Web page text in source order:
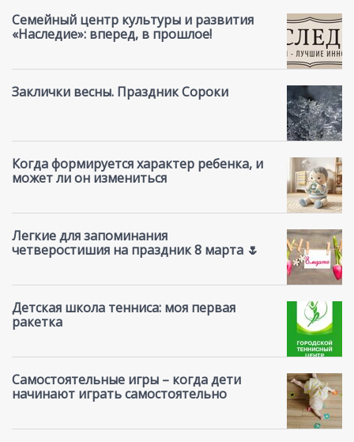
Семейный центр культуры и развития
«Наследие»: вперед, в прошлое!
Заклички весны. Праздник Сороки
Когда формируется характер ребенка, и
может ли он измениться
Легкие для запоминания
четверостишия на праздник 8 марта 🌷
Детская школа тенниса: моя первая
ракетка
Самостоятельные игры – когда дети
начинают играть самостоятельно